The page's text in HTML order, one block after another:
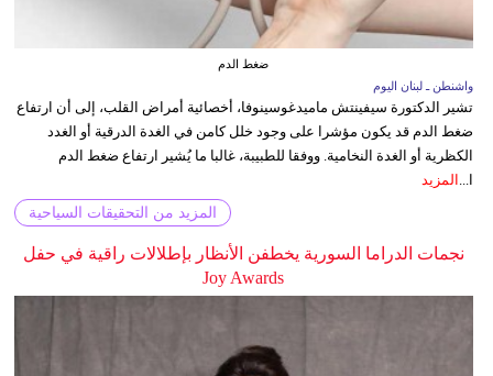
ضغط الدم
واشنطن ـ لبنان اليوم
تشير الدكتورة سيفينتش ماميدغوسينوفا، أخصائية أمراض القلب، إلى أن ارتفاع
ضغط الدم قد يكون مؤشرا على وجود خلل كامن في الغدة الدرقية أو الغدد
الكظرية أو الغدة النخامية. ووفقا للطبيبة، غالبا ما يُشير ارتفاع ضغط الدم
ا...
المزيد
المزيد من التحقيقات السياحية
نجمات الدراما السورية يخطفن الأنظار بإطلالات راقية في حفل
Joy Awards